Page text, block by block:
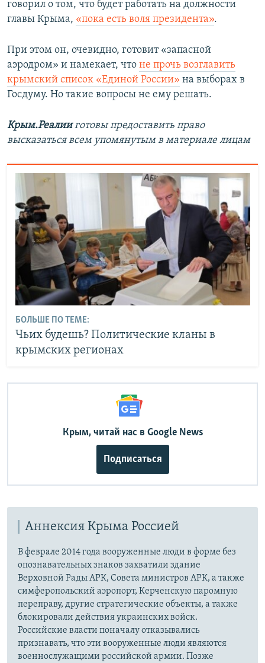
говорил о том, что будет работать на должности
главы Крыма, «пока есть воля президента».
При этом он, очевидно, готовит «запасной
аэродром» и намекает, что не прочь возглавить
крымский список «Единой России» на выборах в
Госдуму. Но такие вопросы не ему решать.
Крым.Реалииготовы предоставить право
высказаться всем упомянутым в материале лицам
БОЛЬШЕ ПО ТЕМЕ:
Чьих будешь? Политические кланы в
крымских регионах
Крым, читай нас в Google News
Подписаться
Аннексия Крыма Россией
В феврале 2014 года вооруженные люди в форме без
опознавательных знаков захватили здание
Верховной Рады АРК, Совета министров АРК, а также
симферопольский аэропорт, Керченскую паромную
переправу, другие стратегические объекты, а также
блокировали действия украинских войск.
Российские власти поначалу отказывались
признавать, что эти вооруженные люди являются
военнослужащими российской армии. Позже